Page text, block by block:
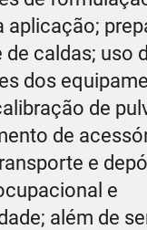
aplicação;
de caldas; uso
dos
de
de
e
e
além de